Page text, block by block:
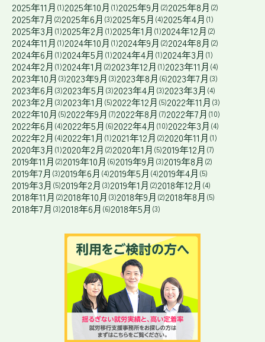
2025年11月 (1)2025年10月 (1)2025年9月 (2)2025年8月 (2)
2025年7月 (2)2025年6月 (3)2025年5月 (4)2025年4月 (1)
2025年3月 (1)2025年2月 (1)2025年1月 (1)2024年12月 (2)
2024年11月 (1)2024年10月 (1)2024年9月 (2)2024年8月 (2)
2024年6月 (1)2024年5月 (1)2024年4月 (1)2024年3月 (1)
2024年2月 (1)2024年1月 (2)2023年12月 (1)2023年11月 (4)
2023年10月 (3)2023年9月 (3)2023年8月 (6)2023年7月 (3)
2023年6月 (3)2023年5月 (3)2023年4月 (3)2023年3月 (4)
2023年2月 (3)2023年1月 (5)2022年12月 (5)2022年11月 (3)
2022年10月 (5)2022年9月 (7)2022年8月 (7)2022年7月 (10)
2022年6月 (4)2022年5月 (6)2022年4月 (10)2022年3月 (4)
2022年2月 (4)2022年1月 (1)2021年12月 (2)2020年11月 (1)
2020年3月 (1)2020年2月 (2)2020年1月 (5)2019年12月 (7)
2019年11月 (2)2019年10月 (6)2019年9月 (3)2019年8月 (2)
2019年7月 (3)2019年6月 (4)2019年5月 (4)2019年4月 (5)
2019年3月 (5)2019年2月 (3)2019年1月 (2)2018年12月 (4)
2018年11月 (2)2018年10月 (3)2018年9月 (2)2018年8月 (5)
2018年7月 (3)2018年6月 (6)2018年5月 (3)